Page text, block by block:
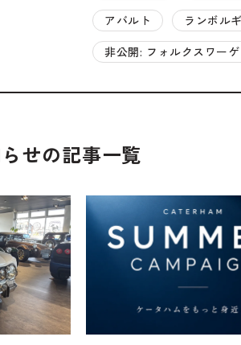
アバルト
ランボル
非公開: フォルクスワーゲ
せの記事一覧